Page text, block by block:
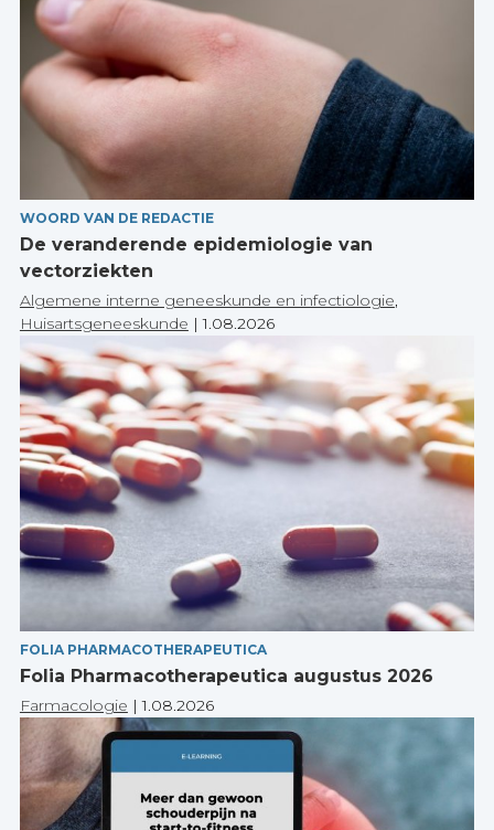
WOORD VAN DE REDACTIE
De veranderende epidemiologie van
vectorziekten
Algemene interne geneeskunde en infectiologie,
Huisartsgeneeskunde |1.08.2026
FOLIA PHARMACOTHERAPEUTICA
Folia Pharmacotherapeutica augustus 2026
Farmacologie |1.08.2026